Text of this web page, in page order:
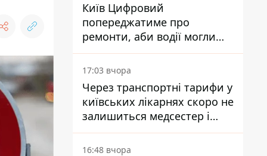
Київ Цифровий
попереджатиме про
ремонти, аби водії могли
уникати ділянок із заторами
17:03 вчора
Через транспортні тарифи у
київських лікарнях скоро не
залишиться медсестер і
санітарок - професор
Голубовська
16:48 вчора